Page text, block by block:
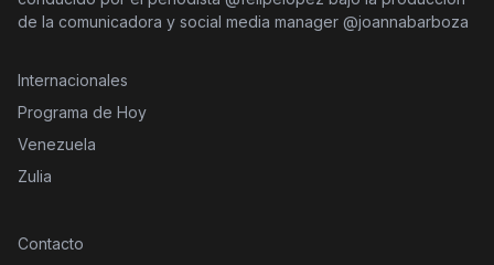
de la comunicadora y social media manager @joannabarboza
Internacionales
Programa de Hoy
Venezuela
Zulia
Contacto